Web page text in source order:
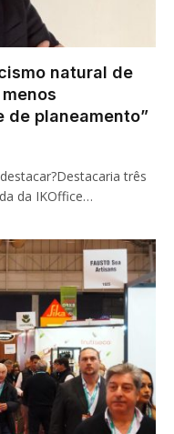
natural de
de planeamento”
três
da IKOffice…